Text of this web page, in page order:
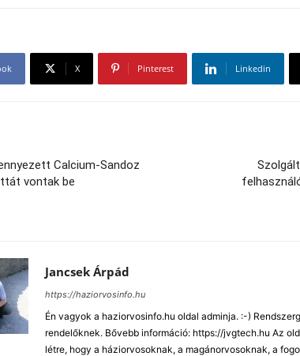
X Pinterest Linkedin
Calcium-Sandoz
vontak be
Jancsek Árpád
https://haziorvosinfo.hu
Én vagyok a haziorvosinfo.hu oldal adminja. :-)
rendelőknek. Bővebb információ: https://jvgtech.hu Az
létre, hogy a háziorvosoknak, a magánorvosoknak, a